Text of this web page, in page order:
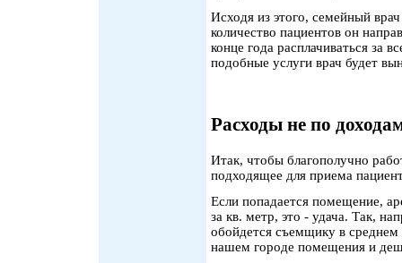
Исходя из этого, семейный
количество пациентов он
конце года расплачиваться за
подобные услуги врач будет
Расходы не по
Итак, чтобы благополучно
подходящее для приема
Если попадается помещение,
за кв. метр, это - удача. Так,
обойдется съемщику в среднем
нашем городе помещения и